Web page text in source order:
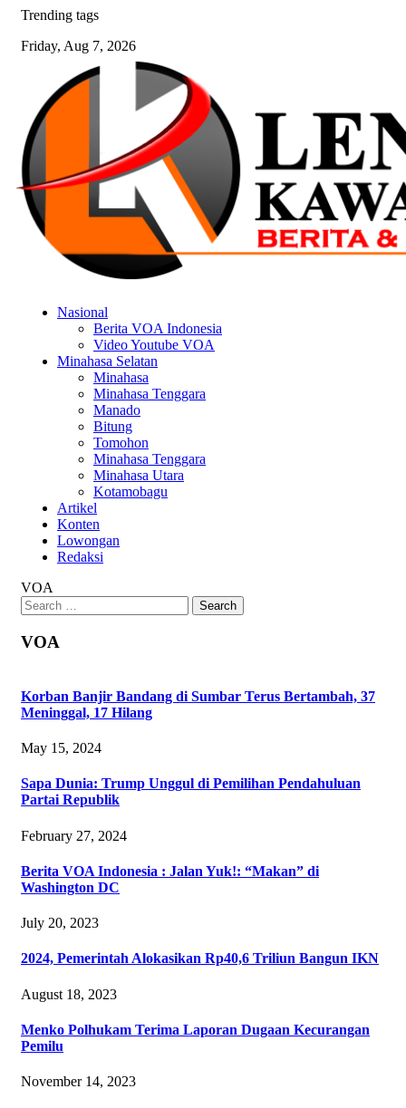
Skip
content
Trending tags
Friday, Aug 7, 2026
Nasional
Berita VOA Indonesia
Video Youtube VOA
Minahasa Selatan
Minahasa
Minahasa Tenggara
Manado
Bitung
Tomohon
Minahasa Tenggara
Minahasa Utara
Kotamobagu
Artikel
Konten
Lowongan
Redaksi
VOA
Search
for:
VOA
Korban Banjir Bandang di Sumbar Terus Bertambah, 37
Meninggal, 17 Hilang
May 15, 2024
Sapa Dunia: Trump Unggul di Pemilihan Pendahuluan
Partai Republik
February 27, 2024
Berita VOA Indonesia : Jalan Yuk!: “Makan” di
Washington DC
July 20, 2023
2024, Pemerintah Alokasikan Rp40,6 Triliun Bangun IKN
August 18, 2023
Menko Polhukam Terima Laporan Dugaan Kecurangan
Pemilu
November 14, 2023